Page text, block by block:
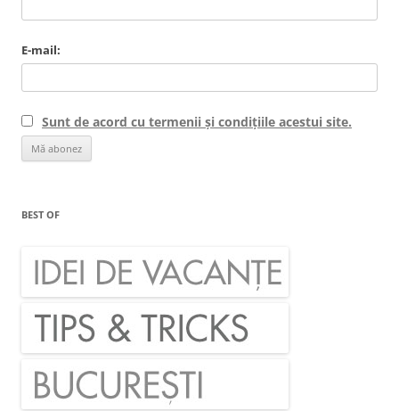
E-mail:
Sunt de acord cu termenii și condițiile acestui site.
BEST OF